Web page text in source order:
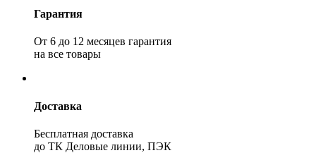
Гарантия
От 6 до 12 месяцев гарантия
на все товары
Доставка
Бесплатная доставка
до ТК Деловые линии, ПЭК